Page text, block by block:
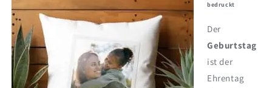
bedruckt
Der
Geburtstag
ist der
Ehrentag